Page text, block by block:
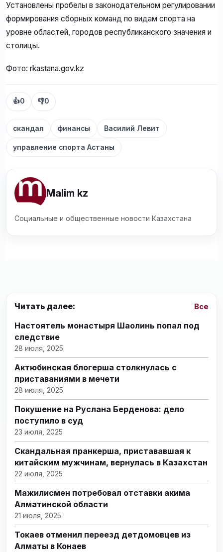
Установлены пробелы в законодательном регулировании
формирования сборных команд по видам спорта на
уровне областей, городов республиканского значения и
столицы.
Фото: rkastana.gov.kz
👍0 👎0
скандал финансы Василий Левит
управление спорта Астаны
Malim kz
Социальные и общественные новости Казахстана
Читать далее: Все
Настоятель монастыря Шаолинь попал под
следствие
28 июля, 2025
Актюбинская блогерша столкнулась с
приставаниями в мечети
28 июля, 2025
Покушение на Руслана Берденова: дело
поступило в суд
23 июля, 2025
Скандальная пранкерша, пристававшая к
китайским мужчинам, вернулась в Казахстан
22 июля, 2025
Мажилисмен потребовал отставки акима
Алматинской области
21 июля, 2025
Токаев отменил переезд детдомовцев из
Алматы в Конаев